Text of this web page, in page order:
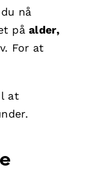
nå
påalder,
For at
at